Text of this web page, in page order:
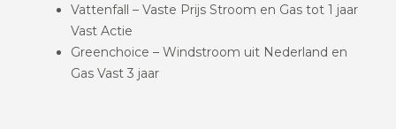
Vattenfall – Vaste Prijs Stroom en Gas tot 1 jaar
Vast Actie
Greenchoice – Windstroom uit Nederland en
Gas Vast 3 jaar